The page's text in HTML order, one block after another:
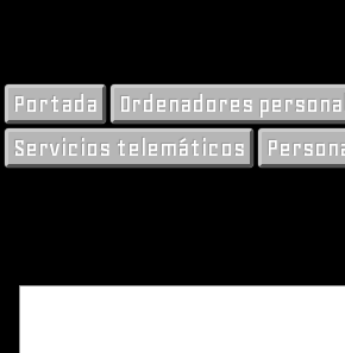
Portada Ordenadores
Servicios telemáticos